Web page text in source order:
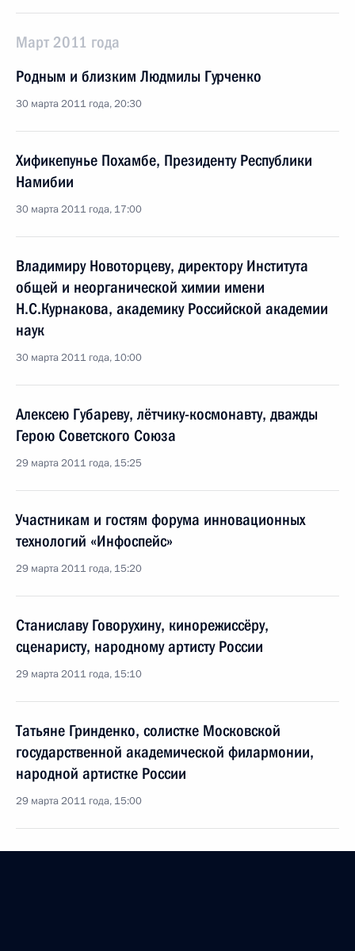
Март 2011 года
Родным и близким Людмилы Гурченко
30 марта 2011 года, 20:30
Хификепунье Похамбе, Президенту Республики
Намибии
30 марта 2011 года, 17:00
Владимиру Новоторцеву, директору Института
общей и неорганической химии имени
Н.С.Курнакова, академику Российской академии
наук
30 марта 2011 года, 10:00
Алексею Губареву, лётчику-космонавту, дважды
Герою Советского Союза
29 марта 2011 года, 15:25
Участникам и гостям форума инновационных
технологий «Инфоспейс»
29 марта 2011 года, 15:20
Станиславу Говорухину, кинорежиссёру,
сценаристу, народному артисту России
29 марта 2011 года, 15:10
Татьяне Гринденко, солистке Московской
государственной академической филармонии,
народной артистке России
29 марта 2011 года, 15:00
Тамаре Морщаковой, судье Конституционного